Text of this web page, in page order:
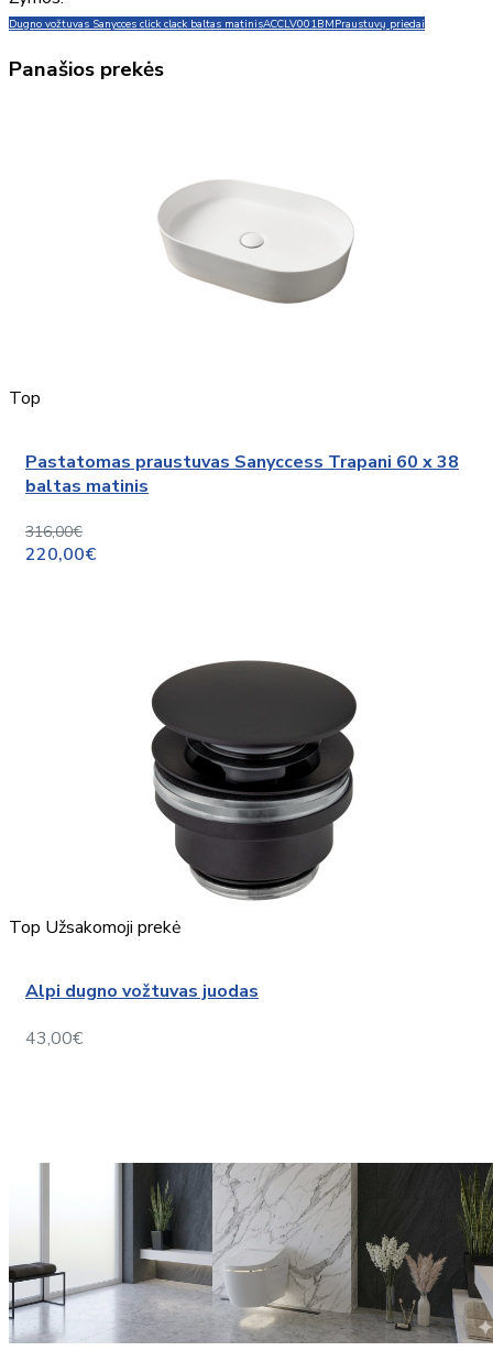
Dugno vožtuvas Sanycces click clack baltas matinisACCLV001BMPraustuvų priedai
Panašios prekės
Top
Pastatomas praustuvas Sanyccess Trapani 60 x 38
baltas matinis
316,00€
220,00€
Top Užsakomoji prekė
Alpi dugno vožtuvas juodas
43,00€